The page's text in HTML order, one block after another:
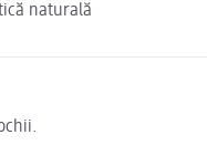
naturală